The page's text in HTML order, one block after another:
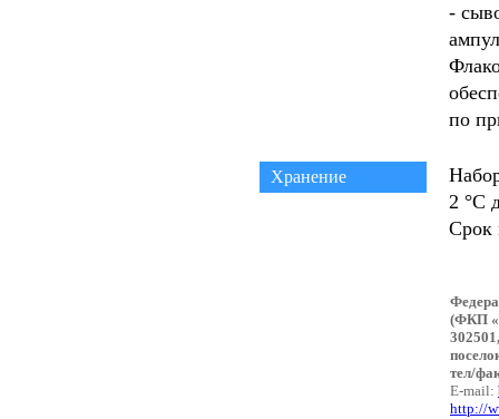
-
по
Хранение
2 °С
Срок
(ФКП
тел/
E-mail:
http://